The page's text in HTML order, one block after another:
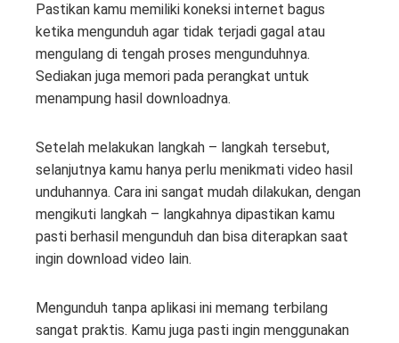
Pastikan kamu memiliki koneksi internet bagus
ketika mengunduh agar tidak terjadi gagal atau
mengulang di tengah proses mengunduhnya.
Sediakan juga memori pada perangkat untuk
menampung hasil downloadnya.
Setelah melakukan langkah – langkah tersebut,
selanjutnya kamu hanya perlu menikmati video hasil
unduhannya. Cara ini sangat mudah dilakukan, dengan
mengikuti langkah – langkahnya dipastikan kamu
pasti berhasil mengunduh dan bisa diterapkan saat
ingin download video lain.
Mengunduh tanpa aplikasi ini memang terbilang
sangat praktis. Kamu juga pasti ingin menggunakan